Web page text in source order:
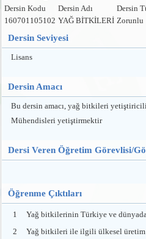
Dersin Kodu Dersin Adı Dersin
160701105102 YAĞ BİTKİLERİ Zorunlu
Dersin Seviyesi
Lisans
Dersin Amacı
Bu dersin amacı, yağ bitkileri
Mühendisleri yetiştirmektir
Dersi Veren Öğretim Görevlisi/
Öğrenme Çıktıları
1
Yağ bitkilerinin Türkiye ve
2
Yağ bitkileri ile ilgili ülkesel üretim